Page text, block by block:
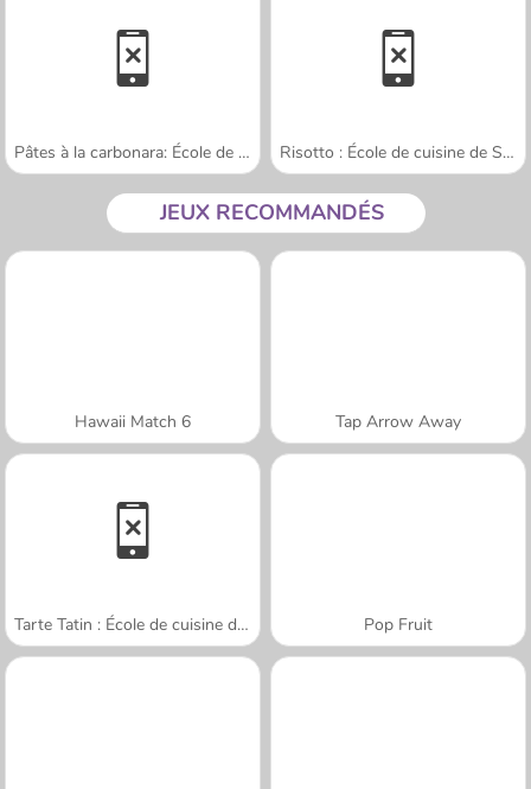
Pâtes à la carbonara: École de Sara Risotto : École de cuisine de Sara
JEUX RECOMMANDÉS
Hawaii Match 6 Tap Arrow Away
Tarte Tatin : École de cuisine de Sara Pop Fruit